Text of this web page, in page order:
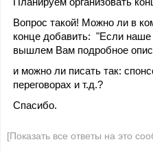
Вопрос такой! Можно ли в
конце добавить: "Если
вышлем Вам подробное
и можно ли писать так:
переговорах и т.д.?
Спасибо.
[Показать все ответы на это